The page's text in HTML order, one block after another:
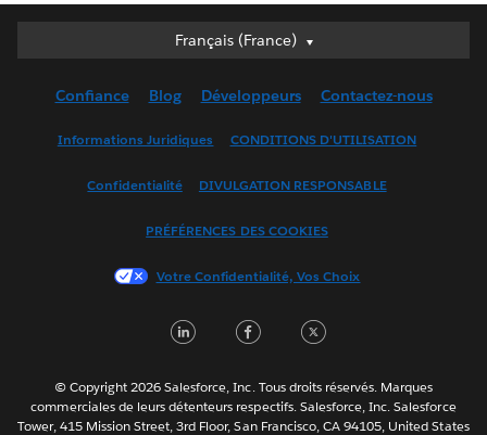
Français (France)
Français (France)
English (UK)
Français (Canada)
한국어
Português
ไทย
Confiance Blog Développeurs Contactez-nous
Informations Juridiques CONDITIONS D'UTILISATION
Confidentialité DIVULGATION RESPONSABLE
PRÉFÉRENCES DES COOKIES
Votre Confidentialité, Vos Choix
LinkedInFacebook
© Copyright 2026 Salesforce, Inc. Tous droits réservés. Marques
commerciales de leurs détenteurs respectifs. Salesforce, Inc. Salesforce
Tower, 415 Mission Street, 3rd Floor, San Francisco, CA 94105, United States